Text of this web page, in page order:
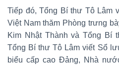
Tiếp đó, Tổng Bí thư Tô Lâm
Việt Nam thăm Phòng trưng
Kim Nhật Thành và Tổng Bí
Tổng Bí thư Tô Lâm viết Sổ
biểu cấp cao Đảng, Nhà